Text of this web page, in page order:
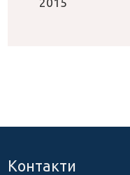
Контакти